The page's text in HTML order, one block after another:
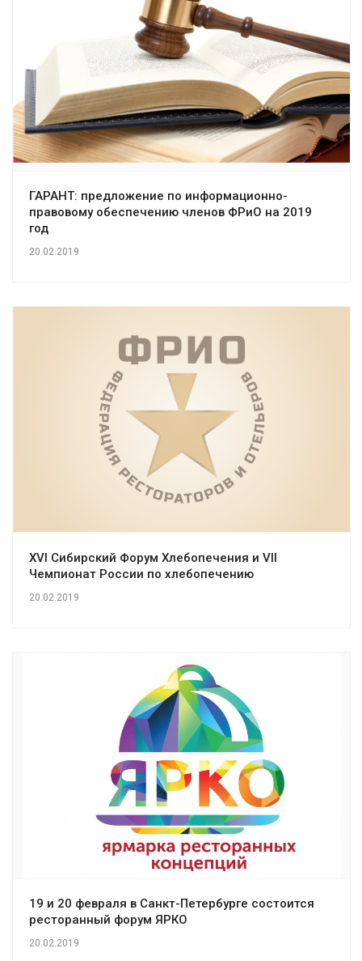
ГАРАНТ: предложение по информационно-
правовому обеспечению членов ФРиО на 2019
год
20.02.2019
XVI Сибирский Форум Хлебопечения и VII
Чемпионат России по хлебопечению
20.02.2019
19 и 20 февраля в Санкт-Петербурге состоится
ресторанный форум ЯРКО
20.02.2019